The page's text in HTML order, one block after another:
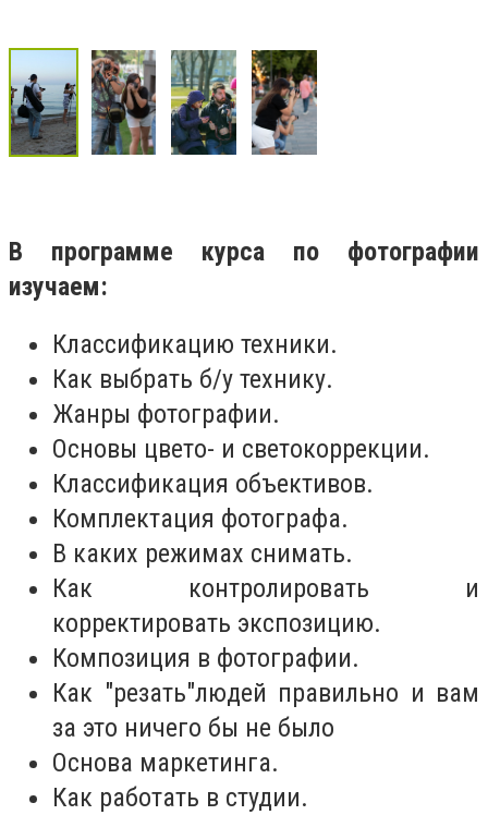
В программе курса по фотографии
изучаем:
Классификацию техники.
Как выбрать б/у технику.
Жанры фотографии.
Основы цвето- и светокоррекции.
Классификация объективов.
Комплектация фотографа.
В каких режимах снимать.
Как контролировать и
корректировать экспозицию.
Композиция в фотографии.
Как "резать"людей правильно и вам
за это ничего бы не было
Основа маркетинга.
Как работать в студии.